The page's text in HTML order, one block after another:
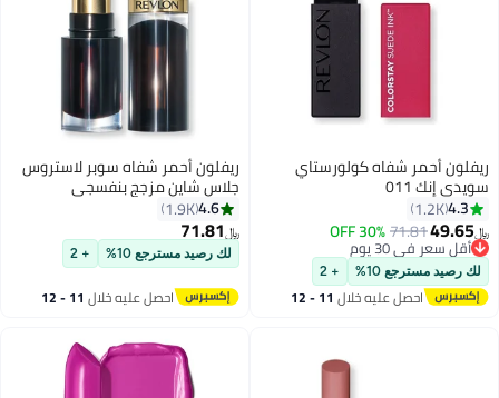
7
ريفلون أحمر شفاه كولورستاي
سويدي إنك 011
4.3
1.2K
﷼‏49.65
71.81
30% OFF
أقل سعر في 30 يوم
أقل سعر في 30 يوم
لك رصيد مسترجع 10% + 2
احصل عليه خلال 11 - 12
اغسطس
10
ريفلون أحمر شفاه سوبر لاستروس
جلاس شاين مزجج بنفسجي
4.6
1.9K
﷼‏ 71.81
لك رصيد مسترجع 10% + 2
احصل عليه خلال 11 - 12
اغسطس